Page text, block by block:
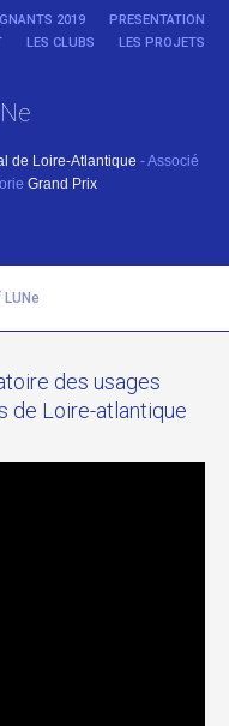
PRESENTATION
2019
LES PROJETS
LES CLUBS
de Loire-Atlantique - Associé
Grand Prix
des usages
de Loire-atlantique